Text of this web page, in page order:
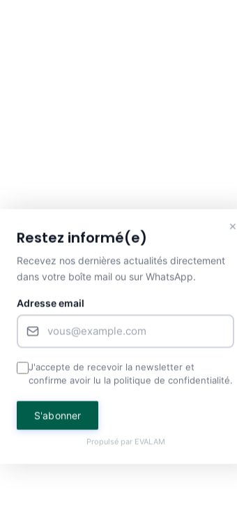
×
Restez informé(e)
Recevez nos dernières actualités directement
dans votre boîte mail ou sur WhatsApp.
Adresse email
J'accepte de recevoir la newsletter et
confirme avoir lu la politique de confidentialité.
S'abonner
Propulsé par EVALAM